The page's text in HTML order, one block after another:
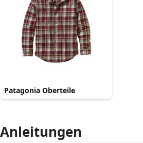
Patagonia Oberteile
Anleitungen